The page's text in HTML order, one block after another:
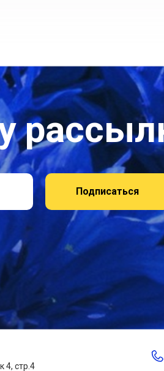
Подписаться
4, стр.4